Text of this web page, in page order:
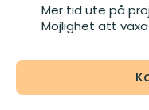
Mer tid ute på
Möjlighet att